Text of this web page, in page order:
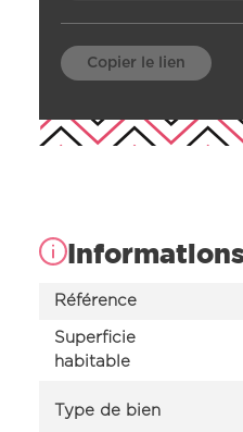
Copier le lien
Référence
Superficie
habitable
Type de bien